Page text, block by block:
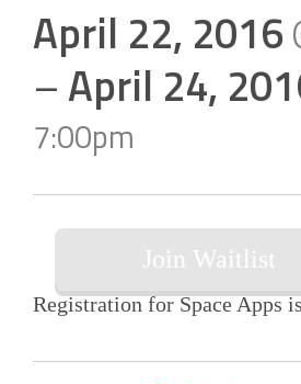
April 22, 2016
–April 24,
7:00pm
Join Waitlist
Registration for Space Apps